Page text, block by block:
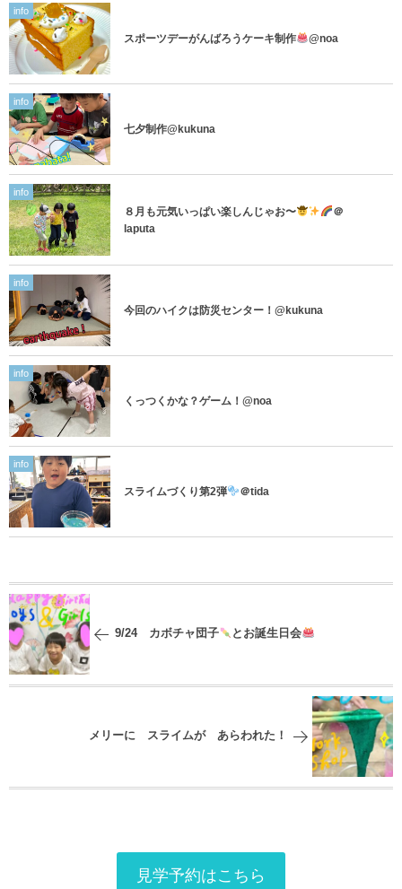
info
スポーツデーがんばろうケーキ制作 @noa
info
七夕制作@kukuna
info
８月も元気いっぱい楽しんじゃお〜
＠
laputa
info
今回のハイクは防災センター！@kukuna
info
くっつくかな？ゲーム！@noa
info
スライムづくり第2弾 ＠tida
9/24 カボチャ団子 とお誕生日会
メリーに スライムが あらわれた！
見学予約はこちら